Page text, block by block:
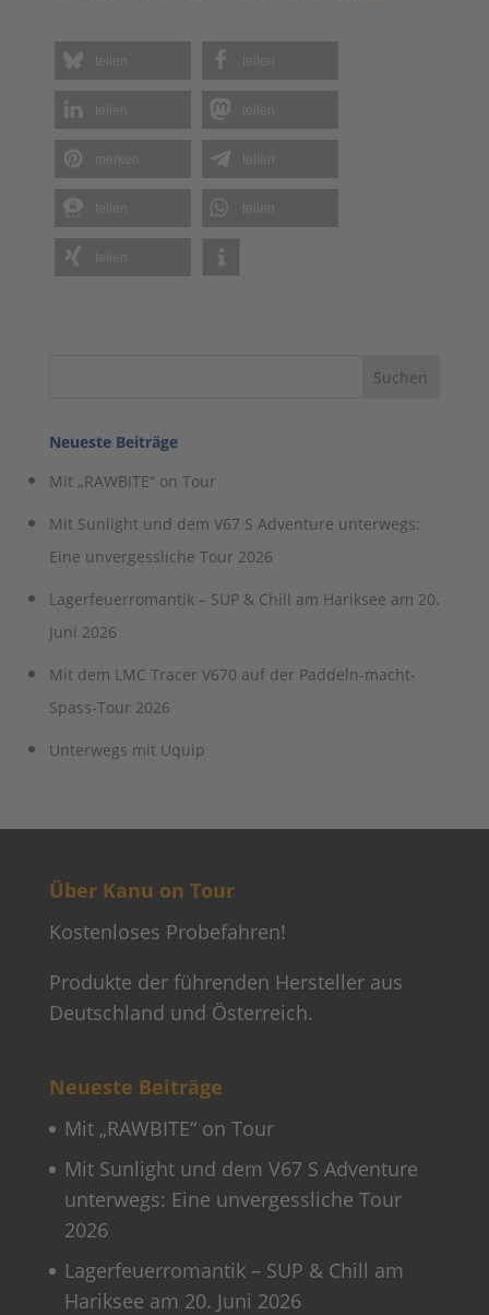
Usercentrics Consent
Management Platform
teilen teilen
teilen teilen
teilen
teilen teilen
teilen
Neueste Beiträge
Mit „RAWBITE“ on Tour
Mit Sunlight und dem V67 S Adventure unterwegs:
Eine unvergessliche Tour 2026
Lagerfeuerromantik – SUP & Chill am Hariksee am 20.
Juni 2026
Mit dem LMC Tracer V670 auf der Paddeln-macht-
Spass-Tour 2026
Unterwegs mit Uquip
Über Kanu on Tour
Kostenloses Probefahren!
Produkte der führenden Hersteller aus
Deutschland und Österreich.
Neueste Beiträge
Mit „RAWBITE“ on Tour
Mit Sunlight und dem V67 S Adventure
unterwegs: Eine unvergessliche Tour
2026
Lagerfeuerromantik – SUP & Chill am
Hariksee am 20. Juni 2026